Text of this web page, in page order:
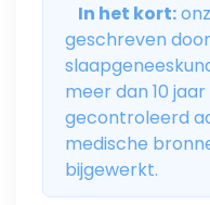
In het kort:
geschreven
meer dan 10
gecontroleerd
medische
bijgewerkt.